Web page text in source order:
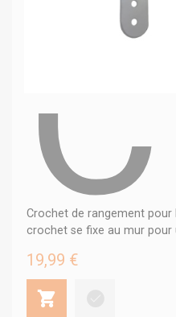
Crochet de rangement pour
crochet se fixe au mur pour
19,99 €